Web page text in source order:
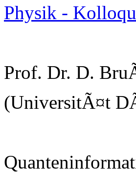
Physik -
Prof. Dr. D.
(UniversitÃ¤t